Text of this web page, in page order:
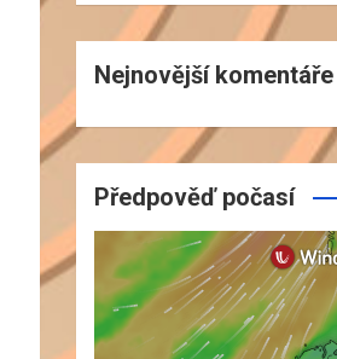
Nejnovější komentáře
Předpověď počasí